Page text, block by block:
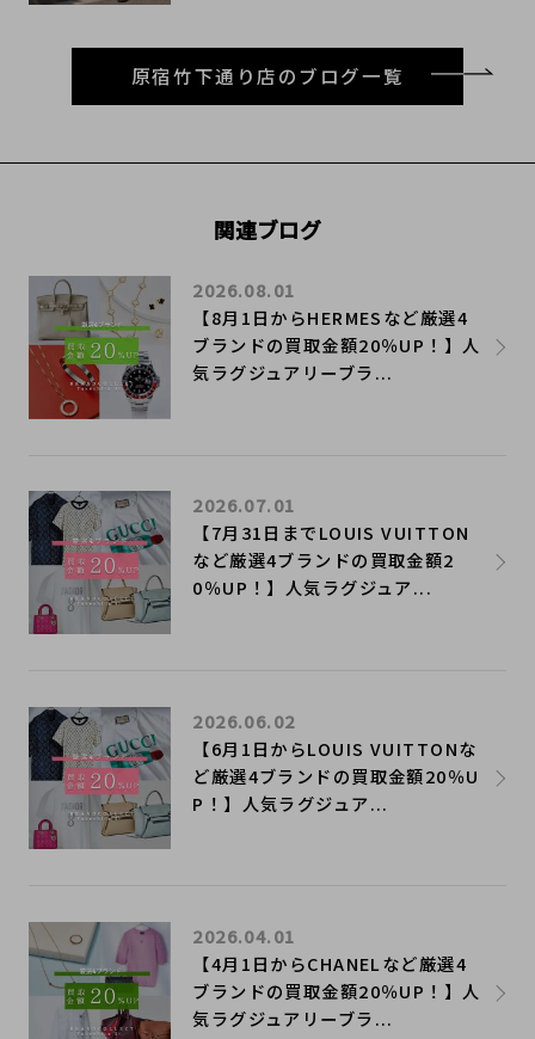
原宿竹下通り店のブログ一覧
関連ブログ
【8月1日からHERMESなど厳選4
ブランドの買取金額20％UP！】人
気ラグジュアリーブラ...
2026.08.01
【7月31日までLOUIS VUITTON
など厳選4ブランドの買取金額2
0％UP！】人気ラグジュア...
2026.07.01
【6月1日からLOUIS VUITTONな
ど厳選4ブランドの買取金額20％U
P！】人気ラグジュア...
2026.06.02
【4月1日からCHANELなど厳選4
ブランドの買取金額20％UP！】人
気ラグジュアリーブラ...
2026.04.01